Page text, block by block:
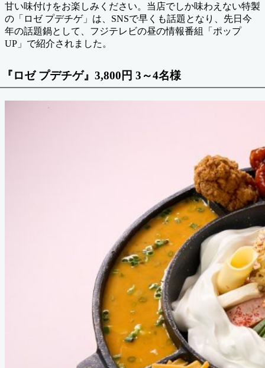
甘い味付けをお楽しみください。当店でしか味わえない特製
の「ロゼ プデチゲ」は、SNSで早くも話題となり、先日今
年の話題鍋として、フジテレビの昼の情報番組「ポップ
UP」で紹介されました。
『ロゼ プデチゲ』3,800円 3～4名様